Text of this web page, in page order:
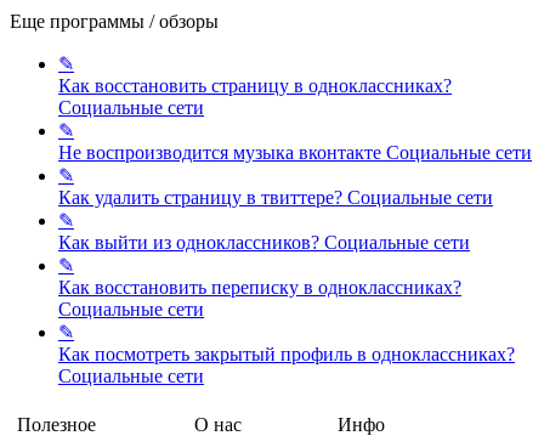
Еще программы / обзоры
✎
Как восстановить страницу в одноклассниках?
Социальные сети
✎
Не воспроизводится музыка вконтакте Социальные сети
✎
Как удалить страницу в твиттере? Социальные сети
✎
Как выйти из одноклассников? Социальные сети
✎
Как восстановить переписку в одноклассниках?
Социальные сети
✎
Как посмотреть закрытый профиль в одноклассниках?
Социальные сети
Полезное
О нас
Инфо